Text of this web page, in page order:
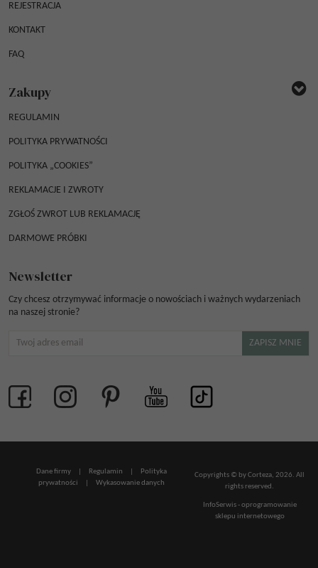
REJESTRACJA
KONTAKT
FAQ
Zakupy
REGULAMIN
POLITYKA PRYWATNOŚCI
POLITYKA „COOKIES”
REKLAMACJE I ZWROTY
ZGŁOŚ ZWROT LUB REKLAMACJĘ
DARMOWE PRÓBKI
Newsletter
Czy chcesz otrzymywać informacje o nowościach i ważnych wydarzeniach
na naszej stronie?
Copyrights © by Corteza, 2026. All
rights reserved.
InfoSerwis-oprogramowanie
sklepu internetowego
Dane firmy Regulamin
Polityka
prywatności
Wykasowanie danych